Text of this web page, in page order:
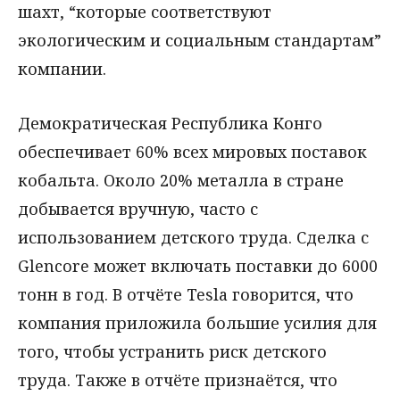
шахт, “которые соответствуют
экологическим и социальным стандартам”
компании.
Демократическая Республика Конго
обеспечивает 60% всех мировых поставок
кобальта. Около 20% металла в стране
добывается вручную, часто с
использованием детского труда. Сделка с
Glencore может включать поставки до 6000
тонн в год. В отчёте Tesla говорится, что
компания приложила большие усилия для
того, чтобы устранить риск детского
труда. Также в отчёте признаётся, что